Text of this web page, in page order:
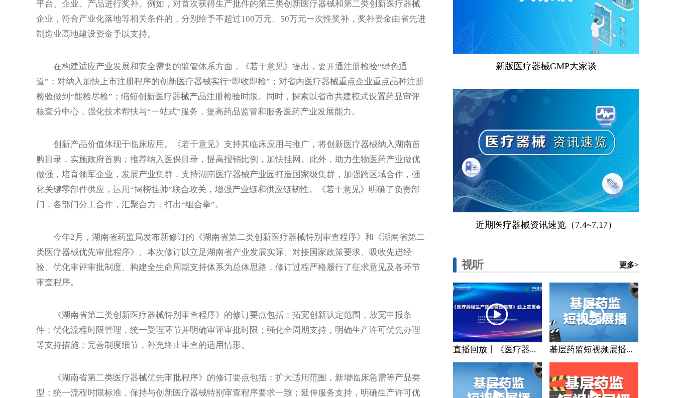
平台、企业、产品进行奖补。例如，对首次获得生产批件的第三类创新医疗器械和第二类创新医疗器械
企业，符合产业化落地等相关条件的，分别给予不超过100万元、50万元一次性奖补，奖补资金由省先进
制造业高地建设资金予以支持。
在构建适应产业发展和安全需要的监管体系方面，《若干意见》提出，要开通注册检验“绿色通
道”；对纳入加快上市注册程序的创新医疗器械实行“即收即检”；对省内医疗器械重点企业重点品种注册
检验做到“能检尽检”；缩短创新医疗器械产品注册检验时限。同时，探索以省市共建模式设置药品审评
核查分中心，强化技术帮扶与“一站式”服务，提高药品监管和服务医药产业发展能力。
创新产品价值体现于临床应用。《若干意见》支持其临床应用与推广，将创新医疗器械纳入湖南首
购目录，实施政府首购；推荐纳入医保目录，提高报销比例，加快挂网。此外，助力生物医药产业做优
做强，培育领军企业，发展产业集群，支持湖南医疗器械产业园打造国家级集群，加强跨区域合作，强
化关键零部件供应，运用“揭榜挂帅”联合攻关，增强产业链和供应链韧性。《若干意见》明确了负责部
门，各部门分工合作，汇聚合力，打出“组合拳”。
今年2月，湖南省药监局发布新修订的《湖南省第二类创新医疗器械特别审查程序》和《湖南省第二
类医疗器械优先审批程序》。本次修订以立足湖南省产业发展实际、对接国家政策要求、吸收先进经
验、优化审评审批制度、构建全生命周期支持体系为总体思路，修订过程严格履行了征求意见及各环节
审查程序。
《湖南省第二类创新医疗器械特别审查程序》的修订要点包括：拓宽创新认定范围，放宽申报条
件；优化流程时限管理，统一受理环节并明确审评审批时限；强化全周期支持，明确生产许可优先办理
等支持措施；完善制度细节，补充终止审查的适用情形。
《湖南省第二类医疗器械优先审批程序》的修订要点包括：扩大适用范围，新增临床急需等产品类
型；统一流程时限标准，保持与创新医疗器械特别审查程序要求一致；延伸服务支持，明确生产许可优
新版医疗器械GMP大家谈
近期医疗器械资讯速览（7.4~7.17）
视听 更多>
直播回放丨《医疗器... 基层药监短视频展播...